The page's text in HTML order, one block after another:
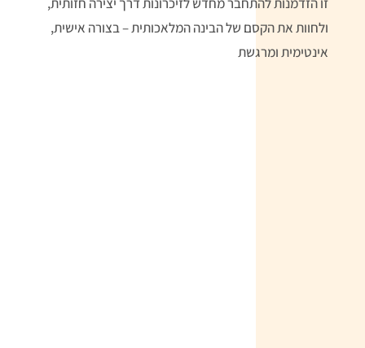
ולחוות את הקסם של הבינה המלאכותית – בצורה אישית,
אינטימית ומרגשת